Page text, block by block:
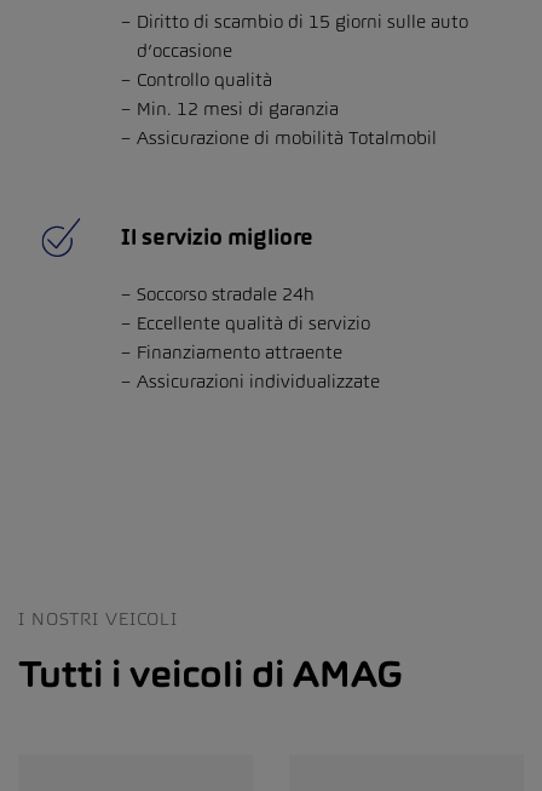
Diritto di scambio di 15 giorni sulle auto
d’occasione
Controllo qualità
Min. 12 mesi di garanzia
Assicurazione di mobilità Totalmobil
Il servizio migliore
Soccorso stradale 24h
Eccellente qualità di servizio
Finanziamento attraente
Assicurazioni individualizzate
I NOSTRI VEICOLI
Tutti i veicoli di AMAG